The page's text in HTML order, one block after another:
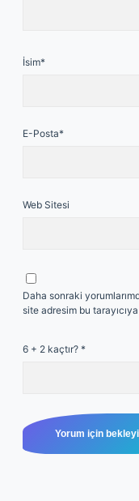
İsim*
E-Posta*
Web Sitesi
Daha sonraki
site adresim bu
6 + 2 kaçtır? *